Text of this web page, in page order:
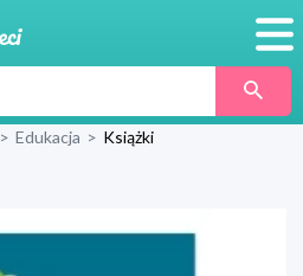
Produkty
> Edukacja > Książki